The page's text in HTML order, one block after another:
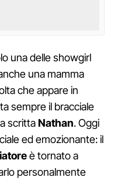
una delle showgirl
una mamma
che appare in
sempre il bracciale
scrittaNathan. Oggi
ed emozionante: il
è tornato a
personalmente